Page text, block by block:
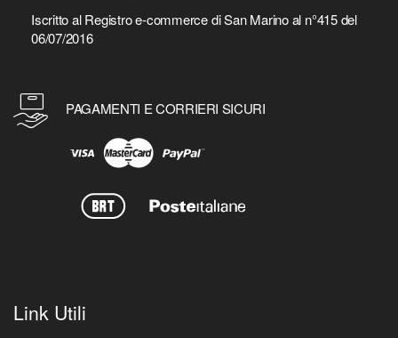
Iscritto al Registro e-commerce di San Marino al n°415 del
06/07/2016
PAGAMENTI E CORRIERI SICURI
Link Utili